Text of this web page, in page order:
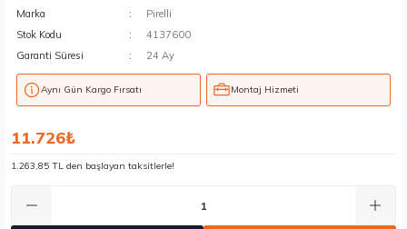
Marka
Pirelli
Stok Kodu
4137600
Garanti Süresi
24 Ay
Aynı Gün Kargo Fırsatı Montaj Hizmeti
11.726₺
1.263,85 TL den başlayan taksitlerle!